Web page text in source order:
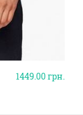
1449.00грн.